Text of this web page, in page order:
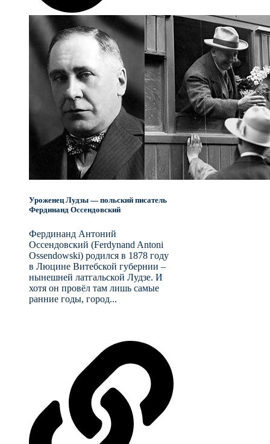
Уроженец Лудзы — польский писатель
Фердинанд Оссендовский
Фердинанд Антоний
Оссендовский (Ferdynand Antoni
Ossendowski) родился в 1878 году
в Люцине Витебской губернии –
нынешней латгальской Лудзе. И
хотя он провёл там лишь самые
ранние годы, город...